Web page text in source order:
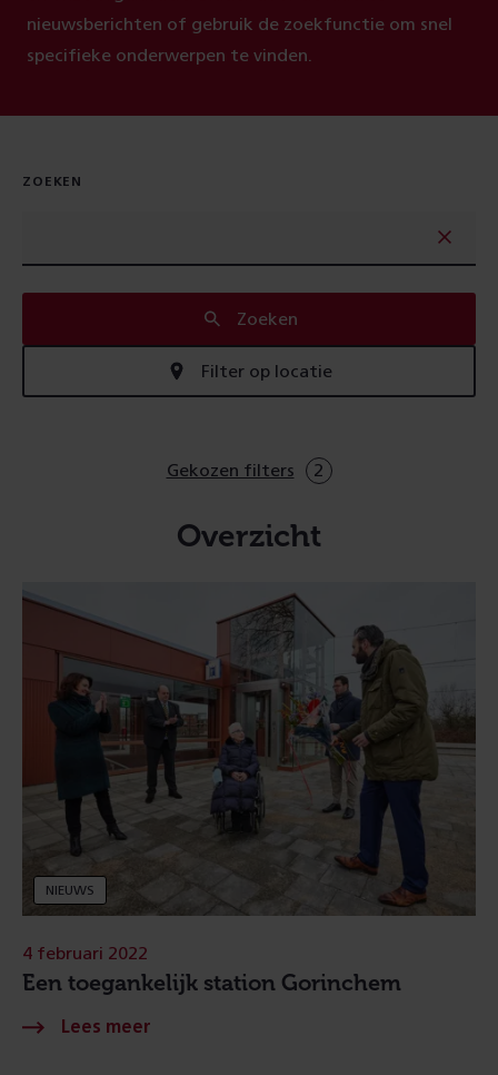
nieuwsberichten of gebruik de zoekfunctie om snel
specifieke onderwerpen te vinden.
ZOEKEN
Zoeken
Filter op locatie
Gekozen filters 2
Overzicht
NIEUWS
Een toegankelijk station Gorinchem
4 februari 2022